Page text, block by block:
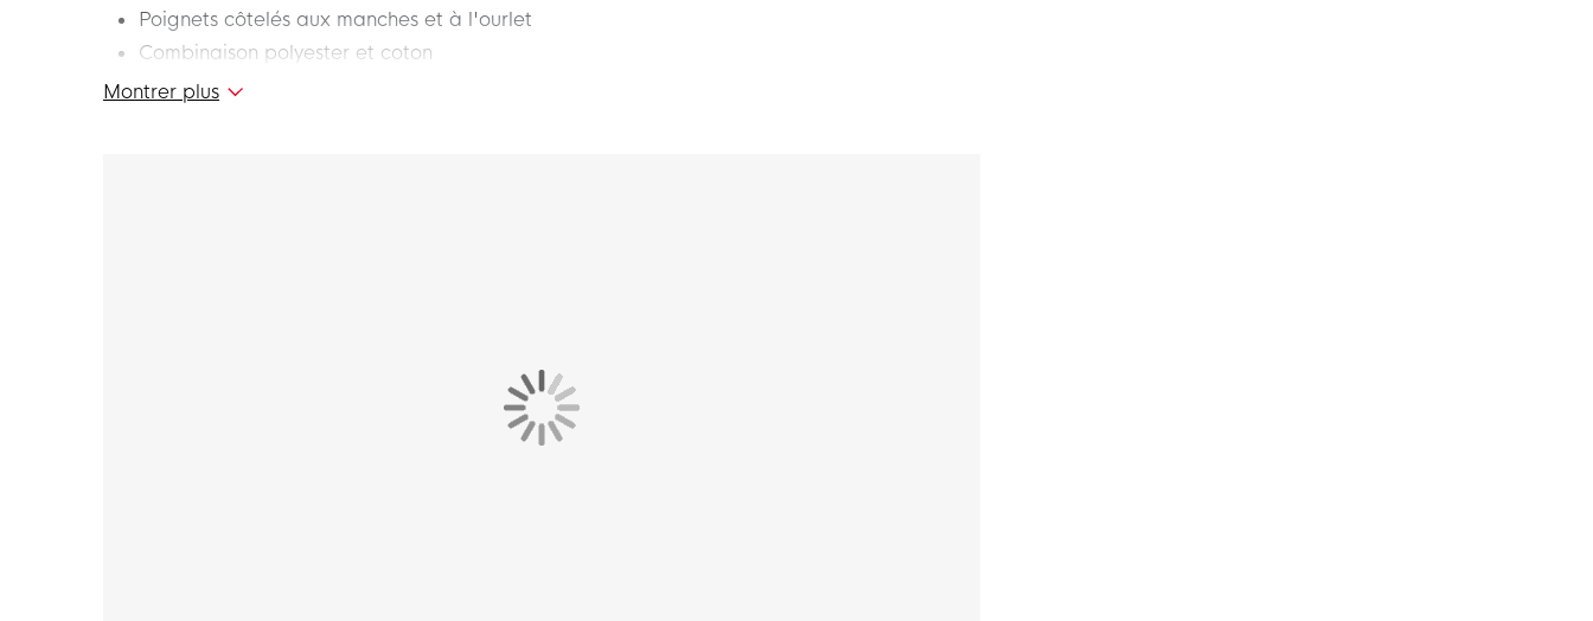
Poignets côtelés aux manches et à l'ourlet
Combinaison polyester et coton
Le sweat à capuche Nike Park 20 est composé d'une combinaison de polyester et de coton,
ce qui garantit un ajustement parfait. Cette combinaison vous garde bien au chaud grâce au
matière polaire utilisé. Le sweat à capuche est composé de 82 % de coton et 18 % de
Montrer plus